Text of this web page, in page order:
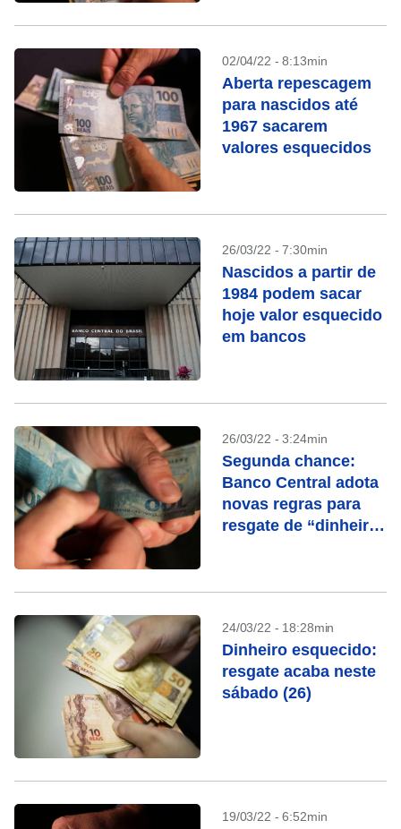
02/04/22 - 8:13min
Aberta repescagem
para nascidos até
1967 sacarem
valores esquecidos
26/03/22 - 7:30min
Nascidos a partir de
1984 podem sacar
hoje valor esquecido
em bancos
26/03/22 - 3:24min
Segunda chance:
Banco Central adota
novas regras para
resgate de “dinheiro
24/03/22 - 18:28min
Dinheiro esquecido:
resgate acaba neste
sábado (26)
19/03/22 - 6:52min